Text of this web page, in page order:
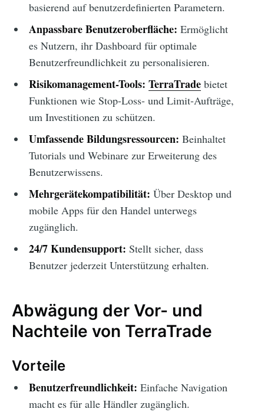
basierend auf benutzerdefinierten Parametern.
Anpassbare Benutzeroberfläche: Ermöglicht
es Nutzern, ihr Dashboard für optimale
Benutzerfreundlichkeit zu personalisieren.
Risikomanagement-Tools: TerraTradebietet
Funktionen wie Stop-Loss- und Limit-Aufträge,
um Investitionen zu schützen.
Umfassende Bildungsressourcen: Beinhaltet
Tutorials und Webinare zur Erweiterung des
Benutzerwissens.
Mehrgerätekompatibilität: Über Desktop und
mobile Apps für den Handel unterwegs
zugänglich.
24/7 Kundensupport: Stellt sicher, dass
Benutzer jederzeit Unterstützung erhalten.
Abwägung der Vor- und
Nachteile von TerraTrade
Vorteile
Benutzerfreundlichkeit: Einfache Navigation
macht es für alle Händler zugänglich.